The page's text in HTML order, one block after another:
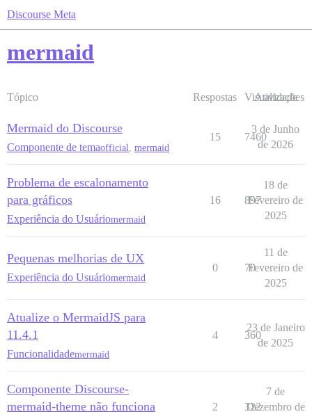
Discourse Meta
mermaid
Tópico Respostas Visualizações
Atividade
Mermaid do Discourse
Componente de temaofficial mermaid
15 7460
3 de Junho
de 2026
Problema de escalonamento
para gráficos
Experiência do Usuáriomermaid
16 897
18 de
Fevereiro de
2025
Pequenas melhorias de UX
Experiência do Usuáriomermaid
0 70
11 de
Fevereiro de
2025
Atualize o MermaidJS para
11.4.1
Funcionalidademermaid
4 360
23 de Janeiro
de 2025
Componente Discourse-
mermaid-theme não funciona
2 322
7 de
Dezembro de